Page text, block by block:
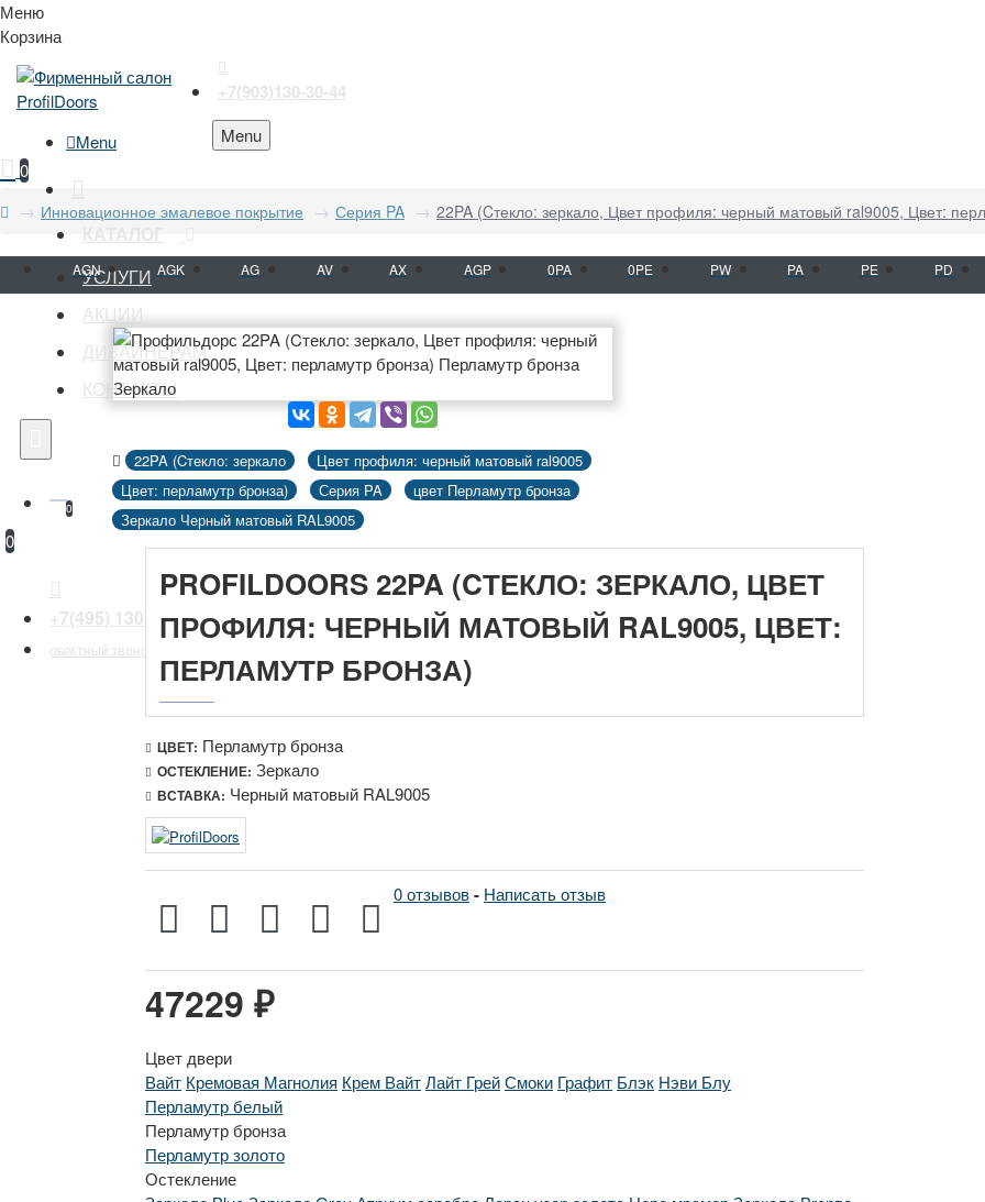
Меню
Корзина
Menu
КАТАЛОГ
УСЛУГИ
АКЦИИ
ДИЗАЙНЕРАМ
КОНТАКТЫ
0
0
+7(495) 130 30 44
ОБРАТНЫЙ ЗВОНОК
+7(903)130-30-44
Menu
0
Инновационное эмалевое покрытие Серия PA 22PA (Cтекло: зеркало, Цвет профиля: черный матовый ral9005, Цвет:
AGN AGK AG AV AX AGP 0PA 0PE PW PA PE PD
22PA (Cтекло: зеркало
Цвет профиля: черный матовый ral9005
Цвет: перламутр бронза)
Серия PA
цвет Перламутр бронза
Зеркало Черный матовый RAL9005
PROFILDOORS 22PA (CТЕКЛО: ЗЕРКАЛО, ЦВЕТ
ПРОФИЛЯ: ЧЕРНЫЙ МАТОВЫЙ RAL9005, ЦВЕТ:
ПЕРЛАМУТР БРОНЗА)
ЦВЕТ: Перламутр бронза
ОСТЕКЛЕНИЕ: Зеркало
ВСТАВКА: Черный матовый RAL9005
0 отзывов- Написать отзыв
47229 ₽
Цвет двери
Вайт Кремовая Магнолия Крем ВайтЛайт ГрейСмоки Графит Блэк Нэви Блу
Перламутр белый
Перламутр бронза
Перламутр золото
Остекление